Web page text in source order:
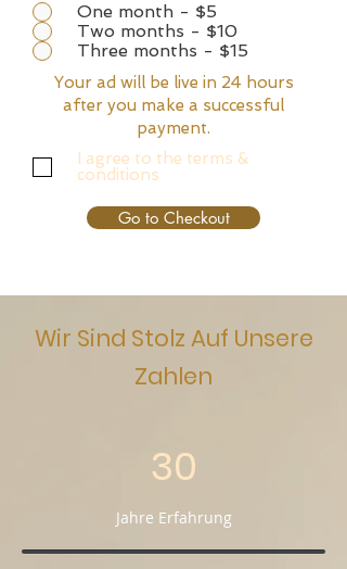
One month - $5
Two months - $10
Three months - $15
Your ad will be live in 24 hours
after you make a successful
payment.
I agree to the terms &
conditions
Go to Checkout
Wir Sind Stolz Auf Unsere
Zahlen
30
Jahre Erfahrung